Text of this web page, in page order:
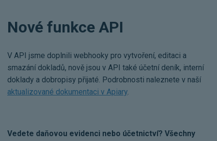
Nové funkce API
V API jsme doplnili webhooky pro vytvoření, editaci a
smazání dokladů, nově jsou v API také účetní deník, interní
doklady a dobropisy přijaté. Podrobnosti naleznete v naší
aktualizované dokumentaci v Apiary.
Vedete daňovou evidenci nebo účetnictví? Všechny